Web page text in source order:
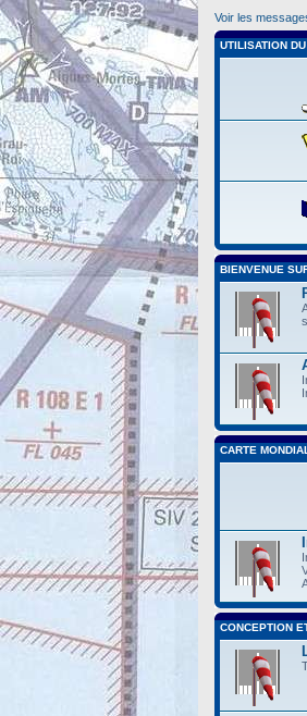
Voir les
UTILISATION
BIENVENUE
CARTE
CONCEPTION